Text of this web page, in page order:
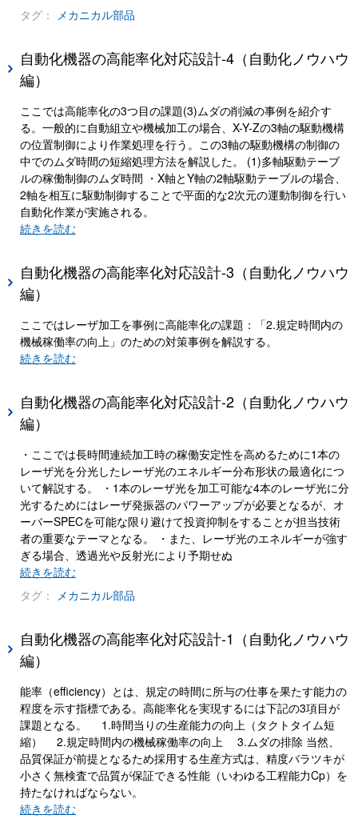
タグ： メカニカル部品
自動化機器の高能率化対応設計-4（自動化ノウハウ
編）
ここでは高能率化の3つ目の課題(3)ムダの削減の事例を紹介す
る。一般的に自動組立や機械加工の場合、X-Y-Zの3軸の駆動機構
の位置制御により作業処理を行う。この3軸の駆動機構の制御の
中でのムダ時間の短縮処理方法を解説した。 (1)多軸駆動テーブ
ルの稼働制御のムダ時間 ・X軸とY軸の2軸駆動テーブルの場合、
2軸を相互に駆動制御することで平面的な2次元の運動制御を行い
自動化作業が実施される。
続きを読む
自動化機器の高能率化対応設計-3（自動化ノウハウ
編）
ここではレーザ加工を事例に高能率化の課題：「2.規定時間内の
機械稼働率の向上」のための対策事例を解説する。
続きを読む
自動化機器の高能率化対応設計-2（自動化ノウハウ
編）
・ここでは長時間連続加工時の稼働安定性を高めるために1本の
レーザ光を分光したレーザ光のエネルギー分布形状の最適化につ
いて解説する。 ・1本のレーザ光を加工可能な4本のレーザ光に分
光するためにはレーザ発振器のパワーアップが必要となるが、オ
ーバーSPECを可能な限り避けて投資抑制をすることが担当技術
者の重要なテーマとなる。 ・また、レーザ光のエネルギーが強す
ぎる場合、透過光や反射光により予期せぬ
続きを読む
タグ： メカニカル部品
自動化機器の高能率化対応設計-1（自動化ノウハウ
編）
能率（efficiency）とは、規定の時間に所与の仕事を果たす能力の
程度を示す指標である。高能率化を実現するには下記の3項目が
課題となる。 1.時間当りの生産能力の向上（タクトタイム短
縮） 2.規定時間内の機械稼働率の向上 3.ムダの排除 当然、
品質保証が前提となるため採用する生産方式は、精度バラツキが
小さく無検査で品質が保証できる性能（いわゆる工程能力Cp）を
持たなければならない。
続きを読む